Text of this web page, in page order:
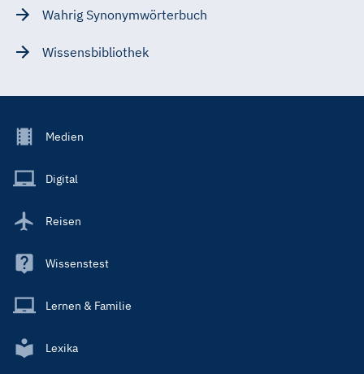
Wahrig Synonymwörterbuch
Wissensbibliothek
Footer
Main
Medien
Digital
Reisen
Wissenstest
Lernen & Familie
Lexika